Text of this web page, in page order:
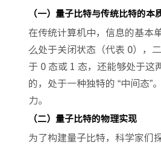
（一）量子比特与传统比特的本
在传统计算机中，信息的基本
么处于关闭状态（代表 0），
于 0 态或 1 态，还能够处于
的，处于一种独特的 “中间态
力。
（二）量子比特的物理实现
为了构建量子比特，科学家们